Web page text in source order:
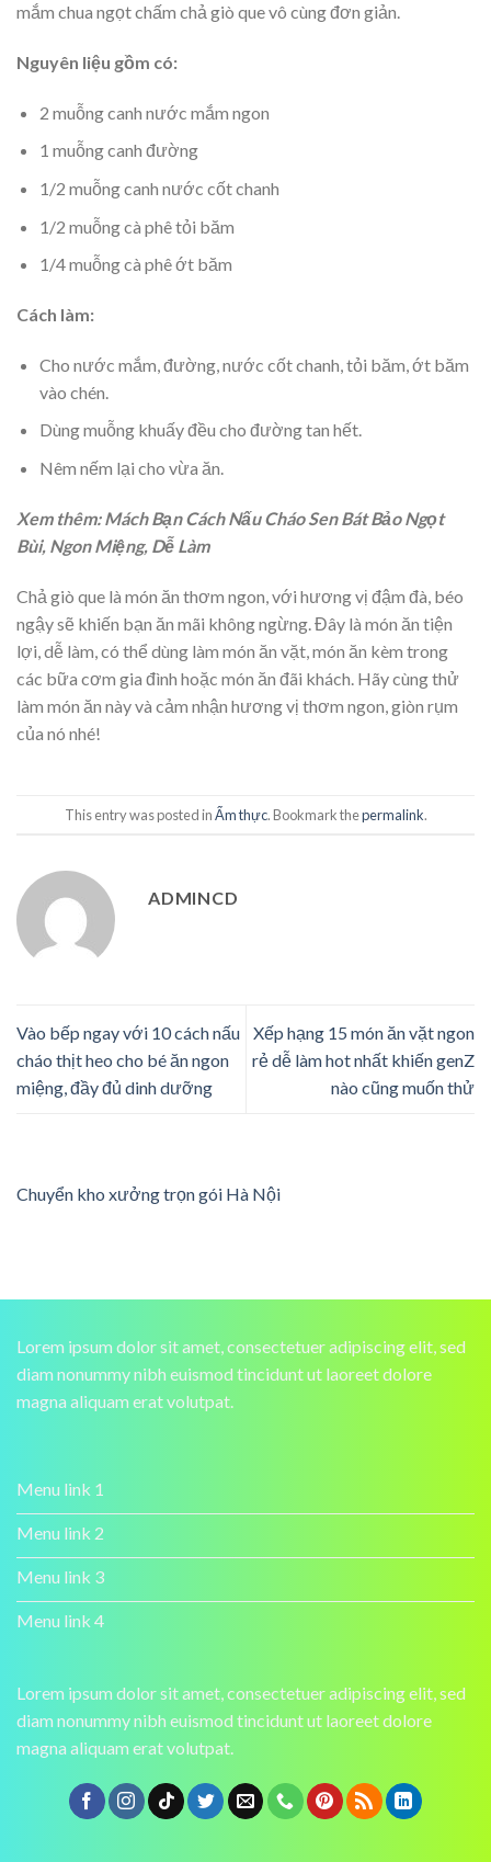
mắm chua ngọt chấm chả giò que vô cùng đơn giản.
Nguyên liệu gồm có:
2 muỗng canh nước mắm ngon
1 muỗng canh đường
1/2 muỗng canh nước cốt chanh
1/2 muỗng cà phê tỏi băm
1/4 muỗng cà phê ớt băm
Cách làm:
Cho nước mắm, đường, nước cốt chanh, tỏi băm, ớt băm
vào chén.
Dùng muỗng khuấy đều cho đường tan hết.
Nêm nếm lại cho vừa ăn.
Xem thêm: Mách Bạn Cách Nấu Cháo Sen Bát Bảo Ngọt
Bùi, Ngon Miệng, Dễ Làm
Chả giò que là món ăn thơm ngon, với hương vị đậm đà, béo
ngậy sẽ khiến bạn ăn mãi không ngừng. Đây là món ăn tiện
lợi, dễ làm, có thể dùng làm món ăn vặt, món ăn kèm trong
các bữa cơm gia đình hoặc món ăn đãi khách. Hãy cùng thử
làm món ăn này và cảm nhận hương vị thơm ngon, giòn rụm
của nó nhé!
This entry was posted inẨm thực. Bookmark thepermalink.
ADMINCD
Vào bếp ngay với 10 cách nấu
cháo thịt heo cho bé ăn ngon
miệng, đầy đủ dinh dưỡng
Xếp hạng 15 món ăn vặt ngon
rẻ dễ làm hot nhất khiến genZ
nào cũng muốn thử
Chuyển kho xưởng trọn gói Hà Nội
Lorem ipsum dolor sit amet, consectetuer adipiscing elit, sed
diam nonummy nibh euismod tincidunt ut laoreet dolore
magna aliquam erat volutpat.
Menu link 1
Menu link 2
Menu link 3
Menu link 4
Lorem ipsum dolor sit amet, consectetuer adipiscing elit, sed
diam nonummy nibh euismod tincidunt ut laoreet dolore
magna aliquam erat volutpat.